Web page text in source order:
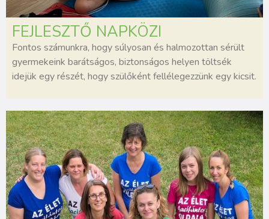
FEJLESZTŐ NAPKÖZI
Fontos számunkra, hogy súlyosan és halmozottan sérült
gyermekeink barátságos, biztonságos helyen töltsék
idejük egy részét, hogy szülőként fellélegezzünk egy kicsit.